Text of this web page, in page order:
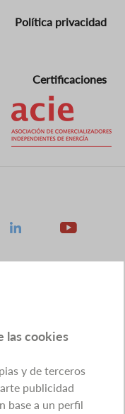
Política privacidad
Certificaciones
Linkedin Youtube
las cookies
y de terceros
publicidad
base a un perfil